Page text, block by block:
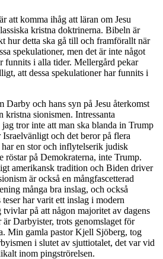
att komma ihåg att läran om Jesu
kristna doktrinerna. Bibeln är
hur detta ska gå till och framförallt när
spekulationer, men det är inte något
funnits i alla tider. Mellergård pekar
att dessa spekulationer har funnits i
Darby och hans syn på Jesu återkomst
kristna sionismen. Intressanta
tror inte att man ska blanda in Trump
och det beror på flera
en stor och inflytelserik judisk
röstar på Demokraterna, inte Trump.
amerikansk tradition och Biden driver
är också en mångfascetterad
många bra inslag, och också
har varit ett inslag i modern
på att någon majoritet av dagens
Darbyister, trots genomslaget för
Min gamla pastor Kjell Sjöberg, tog
i slutet av sjuttiotalet, det var vid
inom pingströrelsen.